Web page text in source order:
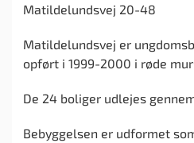
Matildelundsvej 20-48
Matildelundsvej er
opført i 1999-2000 i røde
De 24 boliger udlejes
Bebyggelsen er udformet